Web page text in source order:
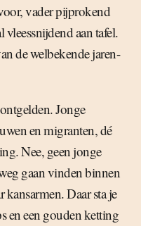
vader pijprokend
aan tafel.
de welbekende jaren-
Jonge
en migranten, dé
Nee, geen jonge
gaan vinden binnen
Daar sta je
en een gouden ketting